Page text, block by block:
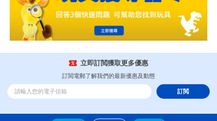
立即訂閲獲取更多優惠
訂閲電郵了解我們的最新優惠及動態
訂閲